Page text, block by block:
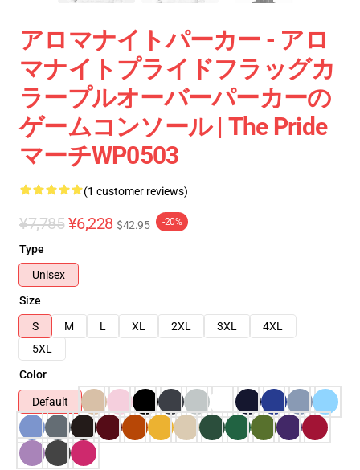
アロマナイトパーカー - アロ
マナイトプライドフラッグカ
ラープルオーバーパーカーの
ゲームコンソール | The Pride
マーチWP0503
(1 customer reviews)
¥7,785 ¥6,228 $42.95 -20%
Type
Unisex
Size
S
M L XL 2XL 3XL
4XL
5XL
Color
Default